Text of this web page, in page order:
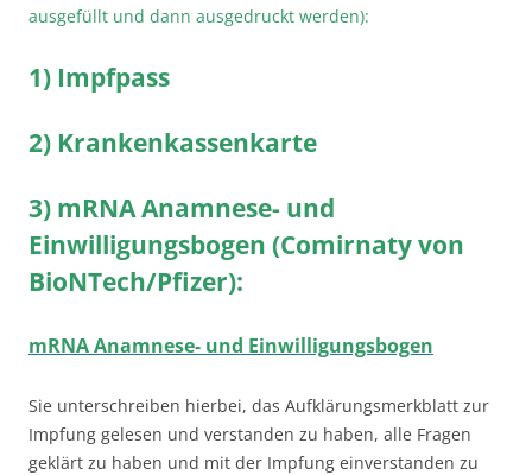
ausgefüllt und dann ausgedruckt werden):
1) Impfpass
2) Krankenkassenkarte
3) mRNA Anamnese- und
Einwilligungsbogen (Comirnaty von
BioNTech/Pfizer):
mRNA Anamnese- und Einwilligungsbogen
Sie unterschreiben hierbei, das Aufklärungsmerkblatt zur
Impfung gelesen und verstanden zu haben, alle Fragen
geklärt zu haben und mit der Impfung einverstanden zu